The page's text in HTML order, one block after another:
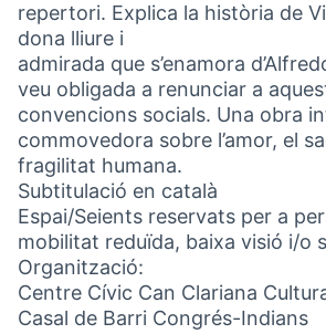
repertori. Explica la història de
dona lliure i
admirada que s’enamora
veu obligada a renunciar a
convencions socials. Una obra
commovedora sobre l’amor, el
fragilitat humana.
Subtitulació en català
Espai/Seients reservats per a
mobilitat reduïda, baixa visió i/o
Organització:
Centre Cívic Can Clariana
Casal de Barri Congrés-Indians